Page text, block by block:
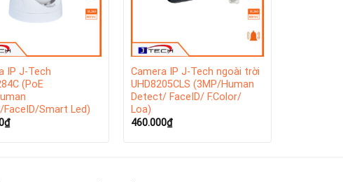
IP J-Tech
(PoE
FaceID/Smart Led)
₫
Camera IP J-Tech ngoài trời
UHD8205CLS (3MP/Human
Detect/ FaceID/ F.Color/
Loa)
460.000₫